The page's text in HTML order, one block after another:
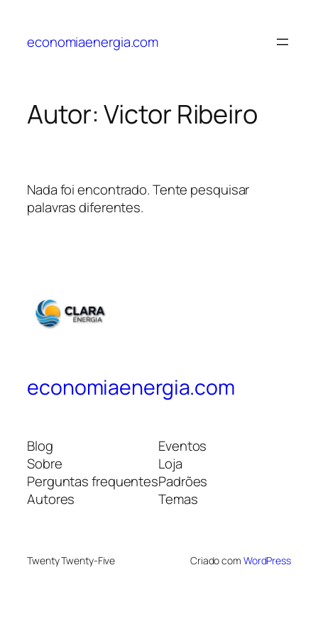
economiaenergia.com
Autor:Victor Ribeiro
Nada foi encontrado. Tente pesquisar
palavras diferentes.
economiaenergia.com
Blog
Sobre
Perguntas frequentes
Autores
Eventos
Loja
Padrões
Temas
Twenty Twenty-Five Criado com WordPress